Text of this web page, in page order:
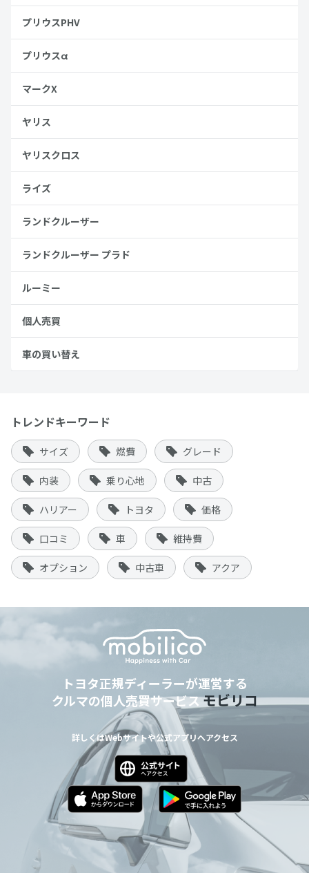
プリウスPHV
プリウスα
マークX
ヤリス
ヤリスクロス
ライズ
ランドクルーザー
ランドクルーザー プラド
ルーミー
個人売買
車の買い替え
トレンドキーワード
サイズ 燃費 グレード
内装 乗り心地 中古
ハリアー トヨタ 価格
口コミ 車 維持費
オプション 中古車 アクア
トヨタ正規ディーラーが運営する
クルマの個人売買サービスモビリコ
詳しくはWebサイトや公式アプリへアクセス